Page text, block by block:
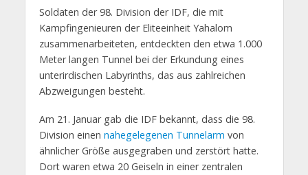
Soldaten der 98. Division der IDF, die mit
Kampfingenieuren der Eliteeinheit Yahalom
zusammenarbeiteten, entdeckten den etwa 1.000
Meter langen Tunnel bei der Erkundung eines
unterirdischen Labyrinths, das aus zahlreichen
Abzweigungen besteht.
Am 21. Januar gab die IDF bekannt, dass die 98.
Division einen nahegelegenen Tunnelarm von
ähnlicher Größe ausgegraben und zerstört hatte.
Dort waren etwa 20 Geiseln in einer zentralen